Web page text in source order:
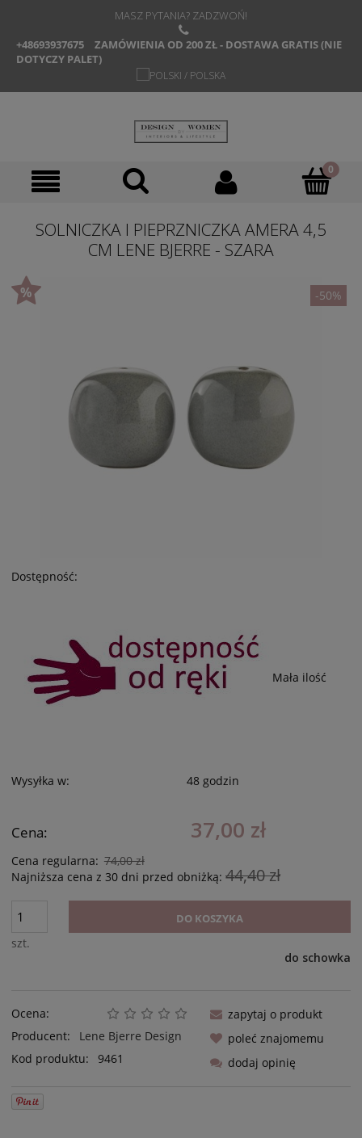
MASZ PYTANIA? ZADZWOŃ!
+48693937675
ZAMÓWIENIA OD 200 ZŁ - DOSTAWA GRATIS (NIE
DOTYCZY PALET)
SOLNICZKA I PIEPRZNICZKA AMERA 4,5
CM LENE BJERRE - SZARA
-50%
Dostępność:
Mała ilość
Wysyłka w: 48 godzin
Cena: 37,00 zł
Cena regularna: 74,00 zł
Najniższa cena z 30 dni przed obniżką: 44,40 zł
szt.
DO KOSZYKA
do schowka
Ocena:
Producent:
Lene Bjerre Design
Kod produktu:
9461
zapytaj o produkt
poleć znajomemu
dodaj opinię